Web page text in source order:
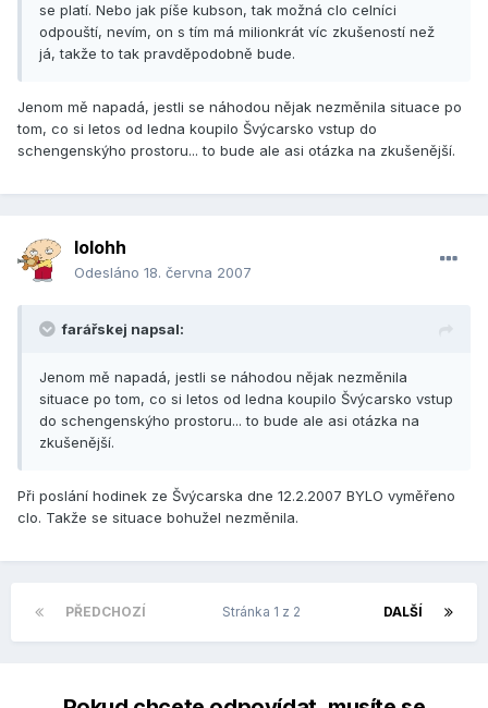
se platí. Nebo jak píše kubson, tak možná clo celníci
odpouští, nevím, on s tím má milionkrát víc zkušeností než
já, takže to tak pravděpodobně bude.
Jenom mě napadá, jestli se náhodou nějak nezměnila situace po
tom, co si letos od ledna koupilo Švýcarsko vstup do
schengenskýho prostoru... to bude ale asi otázka na zkušenější.
lolohh
Odesláno 18. června 2007
farářskej napsal:
Jenom mě napadá, jestli se náhodou nějak nezměnila
situace po tom, co si letos od ledna koupilo Švýcarsko vstup
do schengenskýho prostoru... to bude ale asi otázka na
zkušenější.
Při poslání hodinek ze Švýcarska dne 12.2.2007 BYLO vyměřeno
clo. Takže se situace bohužel nezměnila.
PŘEDCHOZÍ DALŠÍ
Stránka 1 z 2